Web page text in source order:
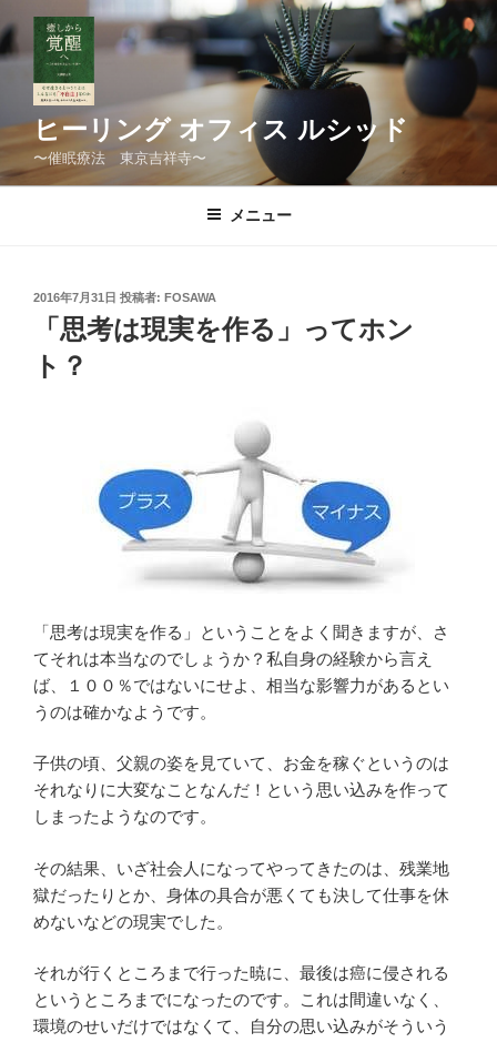
ン
テ
へ
ス
ヒーリング オフィス ルシッド
〜催眠療法 東京吉祥寺〜
メニュー
投
2016年7月31日 投稿者: FOSAWA
「思考は現実を作る」ってホン
ト？
「思考は現実を作る」ということをよく聞きますが、さ
てそれは本当なのでしょうか？私自身の経験から言え
ば、１００％ではないにせよ、相当な影響力があるとい
うのは確かなようです。
子供の頃、父親の姿を見ていて、お金を稼ぐというのは
それなりに大変なことなんだ！という思い込みを作って
しまったようなのです。
その結果、いざ社会人になってやってきたのは、残業地
獄だったりとか、身体の具合が悪くても決して仕事を休
めないなどの現実でした。
それが行くところまで行った暁に、最後は癌に侵される
というところまでになったのです。これは間違いなく、
環境のせいだけではなくて、自分の思い込みがそういう